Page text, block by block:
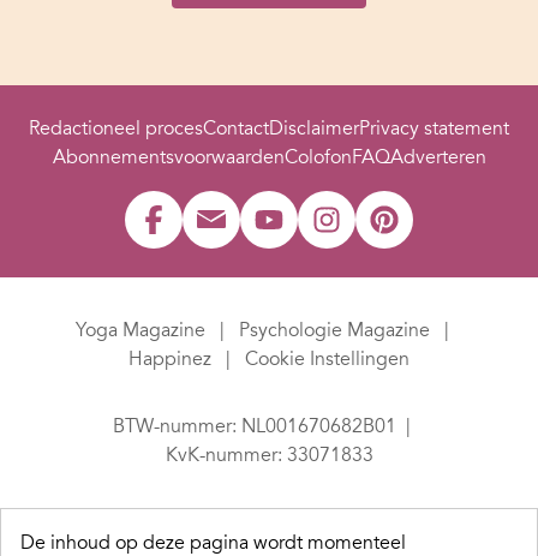
Redactioneel procesContactDisclaimerPrivacy statement
AbonnementsvoorwaardenColofonFAQAdverteren
Yoga Magazine
Psychologie Magazine
Happinez
Cookie Instellingen
BTW-nummer: NL001670682B01
KvK-nummer: 33071833
De inhoud op deze pagina wordt momenteel